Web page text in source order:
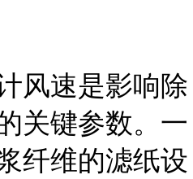
风速是影响除
关键参数。一
纤维的滤纸设